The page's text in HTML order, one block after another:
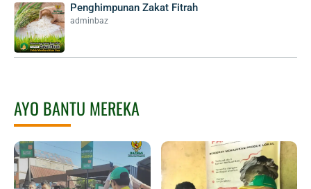
Penghimpunan Zakat Fitrah
adminbaz
AYO BANTU MEREKA